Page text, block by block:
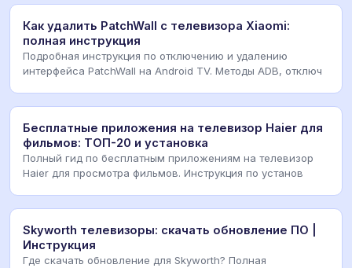
Как удалить PatchWall с телевизора Xiaomi:
полная инструкция
Подробная инструкция по отключению и удалению
интерфейса PatchWall на Android TV. Методы ADB, отключ
Бесплатные приложения на телевизор Haier для
фильмов: ТОП-20 и установка
Полный гид по бесплатным приложениям на телевизор
Haier для просмотра фильмов. Инструкция по установ
Skyworth телевизоры: скачать обновление ПО |
Инструкция
Где скачать обновление для Skyworth? Полная